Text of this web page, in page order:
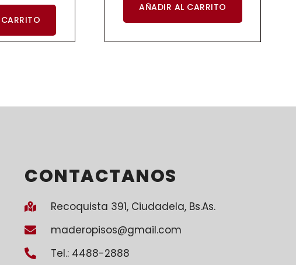
AÑADIR AL CARRITO
CONTACTANOS
Recoquista 391, Ciudadela, Bs.As.
maderopisos@gmail.com
Tel.: 4488-2888